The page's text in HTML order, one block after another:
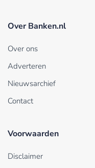
Over Banken.nl
Over ons
Adverteren
Nieuwsarchief
Contact
Voorwaarden
Disclaimer